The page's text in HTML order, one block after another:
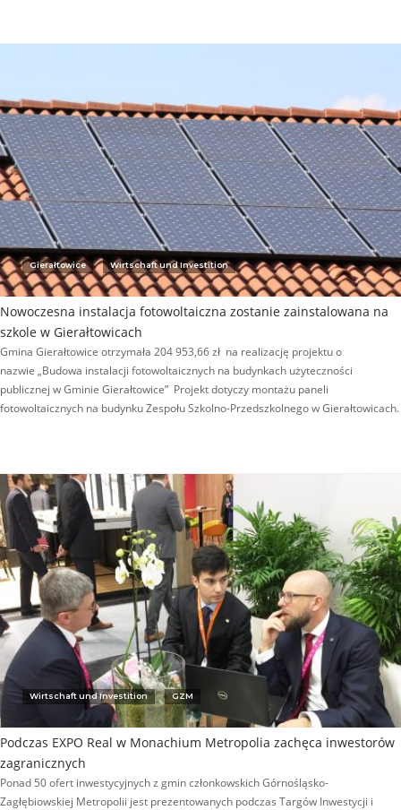
Gierałtowice Wirtschaft und Investition
Nowoczesna instalacja fotowoltaiczna zostanie zainstalowana na
szkole w Gierałtowicach
Gmina Gierałtowice otrzymała 204 953,66 zł na realizację projektu o
nazwie „Budowa instalacji fotowoltaicznych na budynkach użyteczności
publicznej w Gminie Gierałtowice” Projekt dotyczy montażu paneli
fotowoltaicznych na budynku Zespołu Szkolno-Przedszkolnego w Gierałtowicach.
Wirtschaft und Investition GZM
Podczas EXPO Real w Monachium Metropolia zachęca inwestorów
zagranicznych
Ponad 50 ofert inwestycyjnych z gmin członkowskich Górnośląsko-
Zagłębiowskiej Metropolii jest prezentowanych podczas Targów Inwestycji i